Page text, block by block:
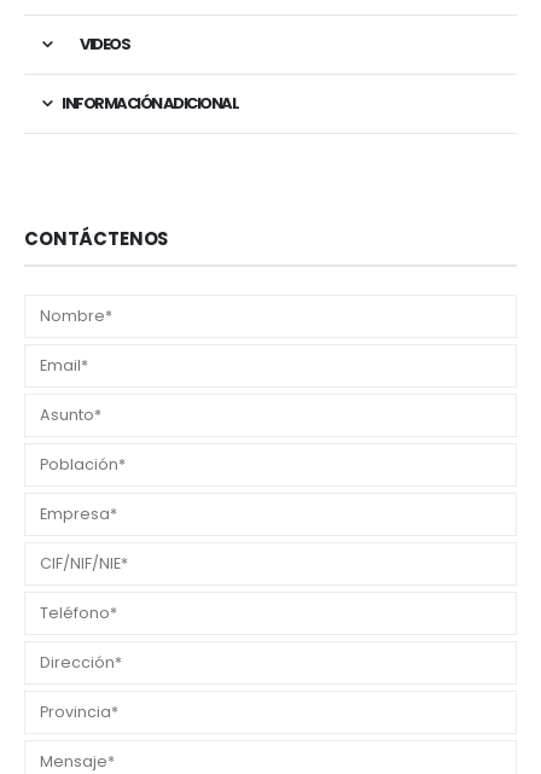
VIDEOS
INFORMACIÓN ADICIONAL
CONTÁCTENOS